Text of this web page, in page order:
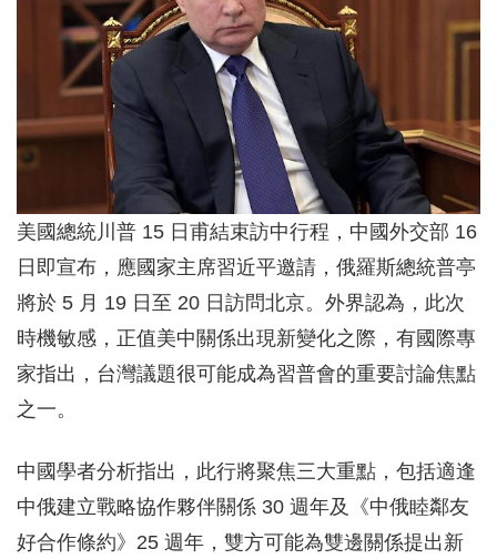
美國總統川普 15 日甫結束訪中行程，中國外交部 16
日即宣布，應國家主席習近平邀請，俄羅斯總統普亭
將於 5 月 19 日至 20 日訪問北京。外界認為，此次
時機敏感，正值美中關係出現新變化之際，有國際專
家指出，台灣議題很可能成為習普會的重要討論焦點
之一。
中國學者分析指出，此行將聚焦三大重點，包括適逢
中俄建立戰略協作夥伴關係 30 週年及《中俄睦鄰友
好合作條約》25 週年，雙方可能為雙邊關係提出新